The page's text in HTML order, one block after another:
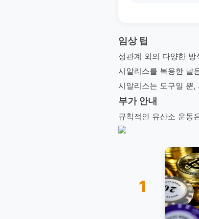
임상 팁
성관계 외의 다양한
시알리스를 복용한 날
시알리스는 도구일 뿐
부가 안내
규칙적인 유산소 운동
1